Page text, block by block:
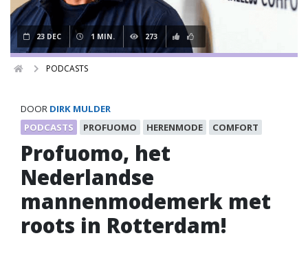
23 DEC 1 MIN. 273
PODCASTS
DOOR DIRK MULDER
PODCASTS
PROFUOMO HERENMODE COMFORT
Profuomo, het
Nederlandse
mannenmodemerk met
roots in Rotterdam!